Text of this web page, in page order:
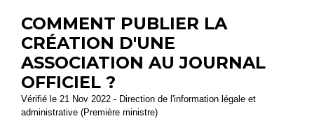
COMMENT PUBLIER LA
CRÉATION D'UNE
ASSOCIATION AU JOURNAL
OFFICIEL ?
Vérifié le 21 Nov 2022 - Direction de l'information légale et
administrative (Première ministre)